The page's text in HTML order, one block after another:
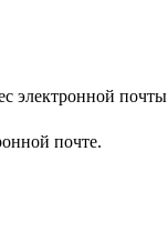
электронной почты
почте.